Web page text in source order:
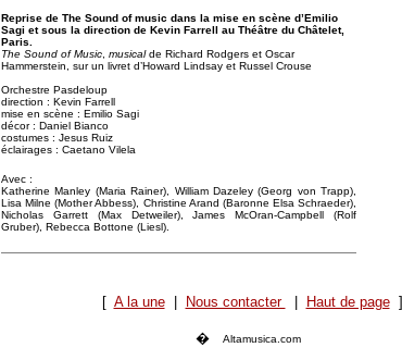
Reprise de The Sound of music dans la mise en scène d’Emilio
Sagi et sous la direction de Kevin Farrell au Théâtre du Châtelet,
Paris.
The Sound of Music musicalde Richard Rodgers et Oscar
Hammerstein, sur un livret d’Howard Lindsay et Russel Crouse
Orchestre Pasdeloup
direction : Kevin Farrell
mise en scène : Emilio Sagi
décor : Daniel Bianco
costumes : Jesus Ruiz
éclairages : Caetano Vilela
Avec :
Katherine Manley (Maria Rainer), William Dazeley (Georg von Trapp),
Lisa Milne (Mother Abbess), Christine Arand (Baronne Elsa Schraeder),
Nicholas Garrett (Max Detweiler), James McOran-Campbell (Rolf
Gruber), Rebecca Bottone (Liesl).
[ A la une| Nous contacter Haut de page]
� Altamusica.com